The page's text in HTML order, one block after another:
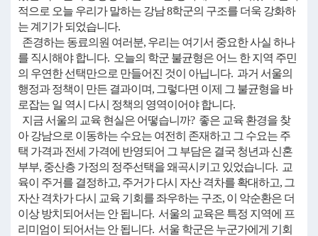
적으로 오늘 우리가 말하는 강남 8학군의 구조를 더욱 강화하
는 계기가 되었습니다.
존경하는 동료의원 여러분, 우리는 여기서 중요한 사실 하나
를 직시해야 합니다. 오늘의 학군 불균형은 어느 한 지역 주민
의 우연한 선택만으로 만들어진 것이 아닙니다. 과거 서울의
행정과 정책이 만든 결과이며, 그렇다면 이제 그 불균형을 바
로잡는 일 역시 다시 정책의 영역이어야 합니다.
지금 서울의 교육 현실은 어떻습니까? 좋은 교육 환경을 찾
아 강남으로 이동하는 수요는 여전히 존재하고 그 수요는 주
택 가격과 전세 가격에 반영되어 그 부담은 결국 청년과 신혼
부부, 중산층 가정의 정주선택을 왜곡시키고 있었습니다. 교
육이 주거를 결정하고, 주거가 다시 자산 격차를 확대하고, 그
자산 격차가 다시 교육 기회를 좌우하는 구조, 이 악순환은 더
이상 방치되어서는 안 됩니다. 서울의 교육은 특정 지역에 프
리미엄이 되어서는 안 됩니다. 서울 학군은 누군가에게 기회